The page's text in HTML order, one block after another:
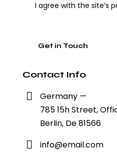
I agree with the site’s
Contact Info
Germany —
785 15h Street,
Berlin, De 81566
info@email.com